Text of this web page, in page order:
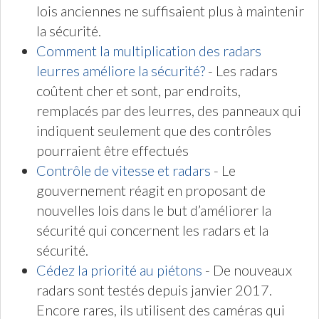
lois anciennes ne suffisaient plus à maintenir
la sécurité.
Comment la multiplication des radars
leurres améliore la sécurité? - Les radars
coûtent cher et sont, par endroits,
remplacés par des leurres, des panneaux qui
indiquent seulement que des contrôles
pourraient être effectués
Contrôle de vitesse et radars - Le
gouvernement réagit en proposant de
nouvelles lois dans le but d’améliorer la
sécurité qui concernent les radars et la
sécurité.
Cédez la priorité au piétons - De nouveaux
radars sont testés depuis janvier 2017.
Encore rares, ils utilisent des caméras qui